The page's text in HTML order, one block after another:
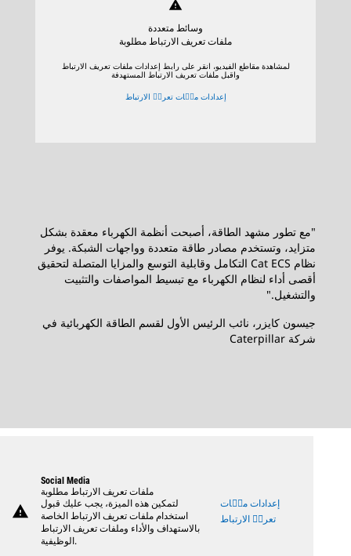
warning
وسائط متعددة
ملفات تعريف الارتباط مطلوبة
لمشاهدة مقاطع الفيديو، انقر على رابط إعدادات ملفات تعريف الارتباط
واقبل ملفات تعريف الارتباط المستهدفة
إعدادات ملٝات تعريٝ الارتباط
"مع تطور مشهد الطاقة، أصبحت أنظمة الكهرباء معقدة بشكل
متزايد، وتستخدم مصادر طاقة متعددة وواجهات الشبكة. يوفر
نظام Cat ECS التكامل وقابلية التوسع والمزايا المتصلة لتحقيق
أقصى أداء لنظام الكهرباء مع تبسيط المواصفات والتثبيت
والتشغيل."
جيسون كايزر، نائب الرئيس الأول لقسم الطاقة الكهربائية في
شركة Caterpillar‏
warning
Social Media
ملفات تعريف الارتباط مطلوبة
لتمكين هذه الميزة، يجب عليك قبول
استخدام ملفات تعريف الارتباط الخاصة
بالاستهداف والأداء وملفات تعريف الارتباط
الوظيفية.
إعدادات ملٝات
تعريٝ الارتباط